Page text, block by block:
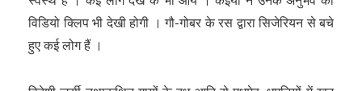
विडियो क्लिप भी देखी होगी । गौ-गोबर के रस द्वारा सिजेरियन से बचे
हुए कई लोग हैं ।